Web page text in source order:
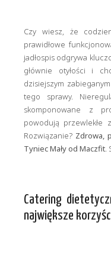
Czy wiesz, że
prawidłowe
jadłospis odgrywa
głównie otyłości i
dzisiejszym
tego sprawy.
skomponowane z
powodują przewlekłe
Rozwiązanie? Zdrowa,
Tyniec Mały od Maczfit.
Catering
największe